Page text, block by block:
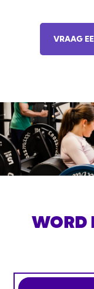
VRAAG